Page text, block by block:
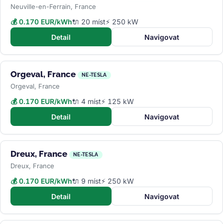
Neuville-en-Ferrain, France
💰 0.170 EUR/kWh🔌 20 míst⚡ 250 kW
Detail
Navigovat
Orgeval, France NE-TESLA
Orgeval, France
💰 0.170 EUR/kWh🔌 4 míst⚡ 125 kW
Detail
Navigovat
Dreux, France NE-TESLA
Dreux, France
💰 0.170 EUR/kWh🔌 9 míst⚡ 250 kW
Detail
Navigovat